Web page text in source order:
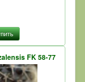
FK 58-77